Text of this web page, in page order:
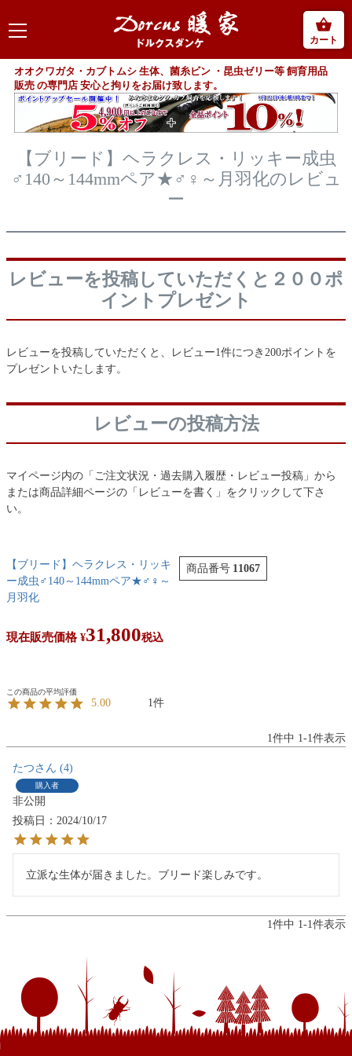
カート
オオクワガタ・カブトムシ 生体、菌糸ビン ・昆虫ゼリー等 飼育用品
販売 の専門店 安心と拘りをお届け致します。
【ブリード】ヘラクレス・リッキー成虫
♂140～144mmペア★♂♀～月羽化のレビュ
ー
レビューを投稿していただくと２００ポ
イントプレゼント
レビューを投稿していただくと、レビュー1件につき200ポイントを
プレゼントいたします。
レビューの投稿方法
マイページ内の「ご注文状況・過去購入履歴・レビュー投稿」から
または商品詳細ページの「レビューを書く」をクリックして下さ
い。
【ブリード】ヘラクレス・リッキ
ー成虫♂140～144mmペア★♂♀～
月羽化
商品番号 11067
現在販売価格 ¥31,800税込
5.00 1
1 件中 1 -1 件表示
たつ 4
購入者
非公開
投稿日
2024/10/17
立派な生体が届きました。ブリード楽しみです。
1 件中 1 -1 件表示